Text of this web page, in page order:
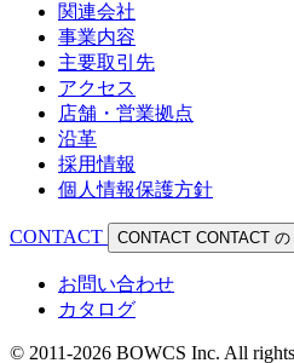
関連会社
事業内容
主要取引先
アクセス
店舗・営業拠点
沿革
採用情報
個人情報保護方針
CONTACT CONTACT CONTACT
お問い合わせ
カタログ
© 2011-2026 BOWCS Inc. All rights